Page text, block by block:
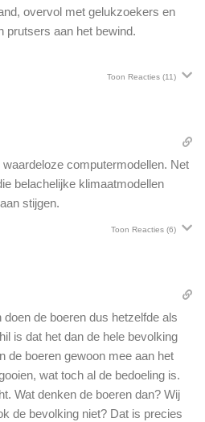
overvol met gelukzoekers en
prutsers aan het bewind.
Toon Reacties (11)
computermodellen. Net
belachelijke klimaatmodellen
stijgen.
Toon Reacties (6)
de boeren dus hetzelfde als
is dat het dan de hele bevolking
de boeren gewoon mee aan het
wat toch al de bedoeling is.
Wat denken de boeren dan? Wij
de bevolking niet? Dat is precies